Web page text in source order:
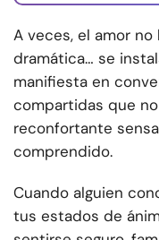
A veces, el amor
dramática… se
manifiesta en
compartidas que
reconfortante
comprendido.
Cuando alguien
tus estados de